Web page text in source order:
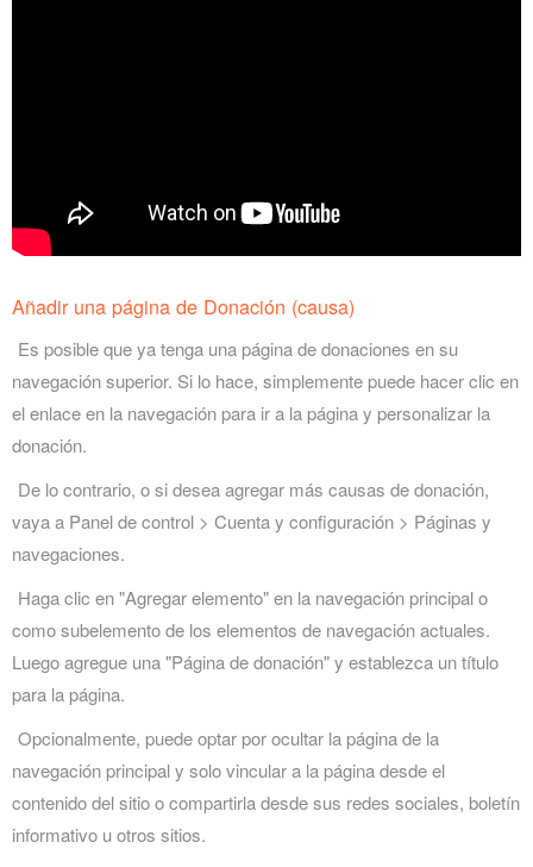
Añadir una página de Donación (causa)
Es posible que ya tenga una página de donaciones en su
navegación superior. Si lo hace, simplemente puede hacer clic en
el enlace en la navegación para ir a la página y personalizar la
donación.
De lo contrario, o si desea agregar más causas de donación,
vaya a Panel de control > Cuenta y configuración > Páginas y
navegaciones.
Haga clic en "Agregar elemento" en la navegación principal o
como subelemento de los elementos de navegación actuales.
Luego agregue una "Página de donación" y establezca un título
para la página.
Opcionalmente, puede optar por ocultar la página de la
navegación principal y solo vincular a la página desde el
contenido del sitio o compartirla desde sus redes sociales, boletín
informativo u otros sitios.